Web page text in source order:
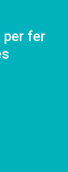
per fer